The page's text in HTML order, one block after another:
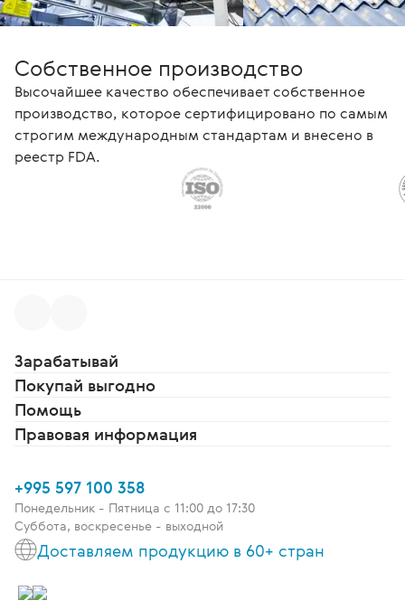
Собственное производство
Высочайшее качество обеспечивает собственное
производство, которое сертифицировано по самым
строгим международным стандартам и внесено в
реестр FDA.
Зарабатывай
Покупай выгодно
Помощь
Правовая информация
+995 597 100 358
Понедельник - Пятница c 11:00 до 17:30
Суббота, воскресенье - выходной
Доставляем продукцию в 60+ стран